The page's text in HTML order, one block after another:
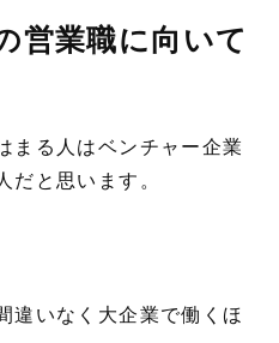
営業職に向いて
まる人はベンチャー企業
と思います。
違いなく大企業で働くほ